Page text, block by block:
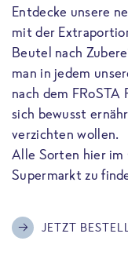
Entdecke unsere
mit der
Beutel nach
man in jedem
nach dem
sich bewusst
verzichten wollen.
Alle Sorten hier im
Supermarkt zu
JETZT